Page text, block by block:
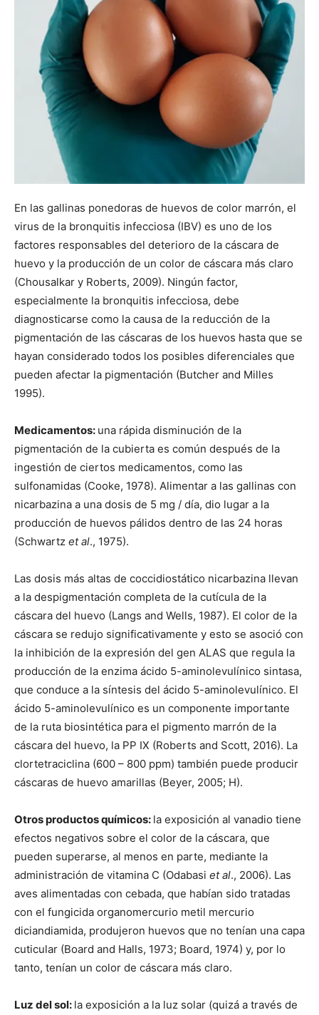
En las gallinas ponedoras de huevos de color marrón, el
virus de la bronquitis infecciosa (IBV) es uno de los
factores responsables del deterioro de la cáscara de
huevo y la producción de un color de cáscara más claro
(Chousalkar y Roberts, 2009). Ningún factor,
especialmente la bronquitis infecciosa, debe
diagnosticarse como la causa de la reducción de la
pigmentación de las cáscaras de los huevos hasta que se
hayan considerado todos los posibles diferenciales que
pueden afectar la pigmentación (Butcher and Milles
1995).
Medicamentos: una rápida disminución de la
pigmentación de la cubierta es común después de la
ingestión de ciertos medicamentos, como las
sulfonamidas (Cooke, 1978). Alimentar a las gallinas con
nicarbazina a una dosis de 5 mg / día, dio lugar a la
producción de huevos pálidos dentro de las 24 horas
(Schwartz et al., 1975).
Las dosis más altas de coccidiostático nicarbazina llevan
a la despigmentación completa de la cutícula de la
cáscara del huevo (Langs and Wells, 1987). El color de la
cáscara se redujo significativamente y esto se asoció con
la inhibición de la expresión del gen ALAS que regula la
producción de la enzima ácido 5-aminolevulínico sintasa,
que conduce a la síntesis del ácido 5-aminolevulínico. El
ácido 5-aminolevulínico es un componente importante
de la ruta biosintética para el pigmento marrón de la
cáscara del huevo, la PP IX (Roberts and Scott, 2016). La
clortetraciclina (600 – 800 ppm) también puede producir
cáscaras de huevo amarillas (Beyer, 2005; H).
Otros productos químicos: la exposición al vanadio tiene
efectos negativos sobre el color de la cáscara, que
pueden superarse, al menos en parte, mediante la
administración de vitamina C (Odabasi et al., 2006). Las
aves alimentadas con cebada, que habían sido tratadas
con el fungicida organomercurio metil mercurio
diciandiamida, produjeron huevos que no tenían una capa
cuticular (Board and Halls, 1973; Board, 1974) y, por lo
tanto, tenían un color de cáscara más claro.
Luz del sol: la exposición a la luz solar (quizá a través de